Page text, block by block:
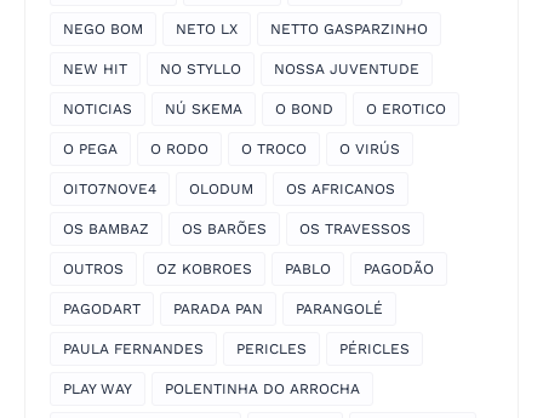
NEGO BOM NETO LX NETTO GASPARZINHO
NEW HIT NO STYLLO NOSSA JUVENTUDE
NOTICIAS NÚ SKEMA O BOND O EROTICO
O PEGA O RODO O TROCO O VIRÚS
OITO7NOVE4 OLODUM OS AFRICANOS
OS BAMBAZ OS BARÕES OS TRAVESSOS
OUTROS OZ KOBROES PABLO PAGODÃO
PAGODART PARADA PAN PARANGOLÉ
PAULA FERNANDES PERICLES PÉRICLES
PLAY WAY POLENTINHA DO ARROCHA